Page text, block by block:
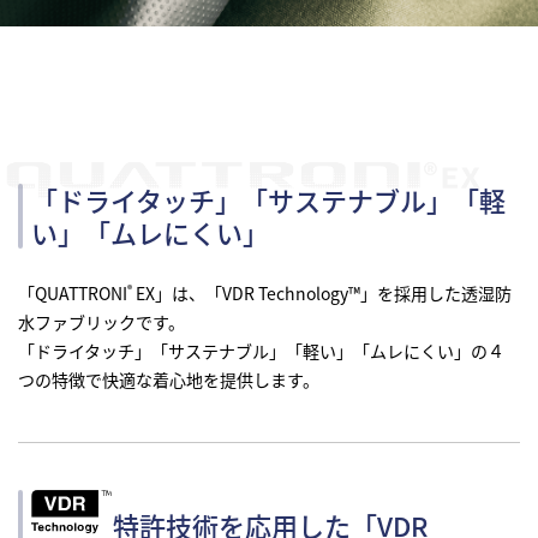
オンラインストア まてーれ 金沢 ひがし茶屋街
採用情報 fa-bo
「ドライタッチ」「サステナブル」「軽
い」「ムレにくい」
「QUATTRONI® EX」は、「VDR Technology™」を採用した透湿防
水ファブリックです。
「ドライタッチ」「サステナブル」「軽い」「ムレにくい」の４
つの特徴で快適な着心地を提供します。
特許技術を応用した「VDR